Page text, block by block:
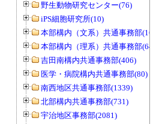
野生動物研究センター(76)
iPS細胞研究所(10)
本部構内（文系）共通事務部(165)
本部構内（理系）共通事務部(646)
吉田南構内共通事務部(406)
医学・病院構内共通事務部(80)
南西地区共通事務部(1339)
北部構内共通事務部(731)
宇治地区事務部(2081)